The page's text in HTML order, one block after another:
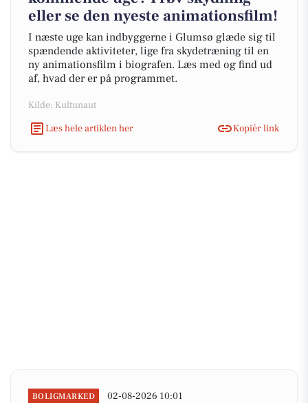
eller se den nyeste animationsfilm!
I næste uge kan indbyggerne i Glumsø glæde sig til
spændende aktiviteter, lige fra skydetræning til en
ny animationsfilm i biografen. Læs med og find ud
af, hvad der er på programmet.
Kilde: Kultunaut
Læs hele artiklen her
Kopiér link
BOLIGMARKED 02-08-2026 10:01